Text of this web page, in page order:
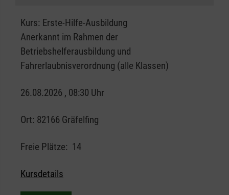
Kurs: Erste-Hilfe-Ausbildung
Anerkannt im Rahmen der
Betriebshelferausbildung und
Fahrerlaubnisverordnung (alle Klassen)
26.08.2026 , 08:30 Uhr
Ort: 82166 Gräfelfing
Freie Plätze: 14
Kursdetails